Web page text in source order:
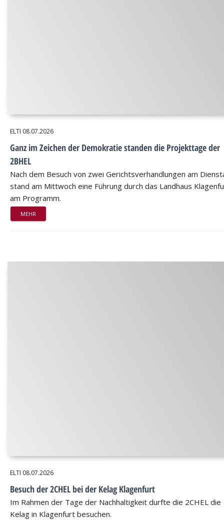
ELTI 08.07.2026
Ganz im Zeichen der Demokratie standen die Projekttage der
2BHEL
Nach dem Besuch von zwei Gerichtsverhandlungen am
stand am Mittwoch eine Führung durch das Landhaus
am Programm.
MEHR
ELTI 08.07.2026
Besuch der 2CHEL bei der Kelag Klagenfurt
Im Rahmen der Tage der Nachhaltigkeit durfte die 2CHEL die
Kelag in Klagenfurt besuchen.